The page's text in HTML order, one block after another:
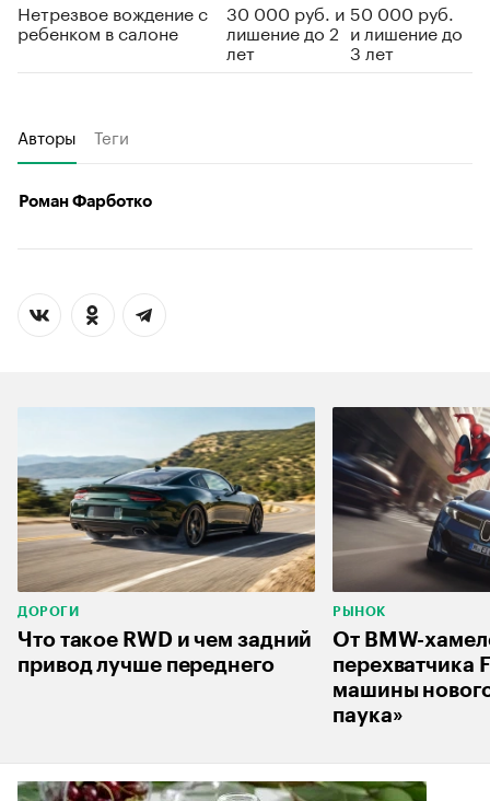
Нетрезвое вождение с
ребенком в салоне
30 000 руб. и
лишение до 2
лет
50 000 руб.
и лишение до
3 лет
Авторы Теги
Роман Фарботко
ДОРОГИ
Что такое RWD и чем задний
привод лучше переднего
РЫНОК
От BMW-
перехватчика
машины
паука»